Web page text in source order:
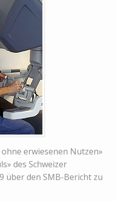
erwiesenen Nutzen»
des Schweizer
über den SMB-Bericht zu